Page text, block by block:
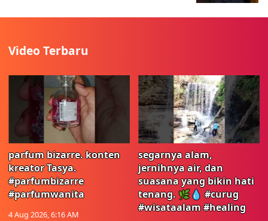
Video Terbaru
parfum bizarre. konten
kreator Tasya.
#parfumbizarre
#parfumwanita
4 Aug 2026, 6:16 AM
segarnya alam,
jernihnya air, dan
suasana yang bikin hati
tenang. 🌿💧 #curug
#wisataalam #healing